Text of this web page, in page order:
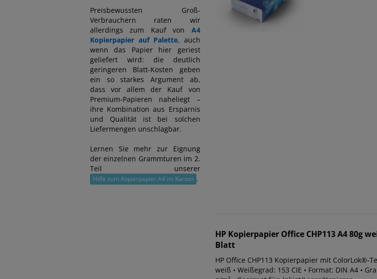
Preisbewussten Groß-
Verbrauchern raten wir
allerdings zum Kauf von A4
Kopierpapier auf Palette, auch
wenn das Papier hier geriest
geliefert wird: die deutlich
geringeren Blatt-Kosten geben
ein so starkes Argument ab,
dass vor allem der Kauf von
Premium-Papieren naheliegt –
ihre Kombination aus Ersparnis
und Qualität ist bei solchen
Liefermengen unschlagbar.
Lernen Sie mehr zur Eignung
der einzelnen Grammturen im 2.
Teil unserer
Hilfe zum Kopierpapier A4 im Karton .
HP Kopierpapier Office CHP113 A4 80g
Blatt
HP Office CHP113 Kopierpapier mit ColorLok®-
weiß • Weißegrad: 153 CIE • Format: DIN A4 •